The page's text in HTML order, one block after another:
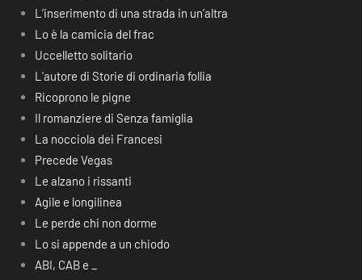
L’inserimento di una strada in un’altra
Lo è la camicia del frac
Uccelletto solitario
L’autore di Storie di ordinaria follia
Ricoprono le pigne
Il romanziere di Senza famiglia
La nocciola dei Francesi
Precede Vegas
Le alzano i rissanti
Agile e longilinea
Le perde chi non dorme
Lo si appende a un chiodo
ABI, CAB e _